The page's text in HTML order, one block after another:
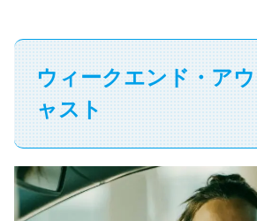
ウィークエンド・ア
ャスト